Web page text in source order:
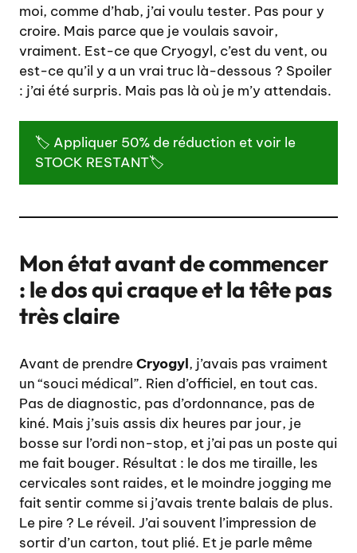
moi, comme d’hab, j’ai voulu tester. Pas pour y
croire. Mais parce que je voulais savoir,
vraiment. Est-ce que Cryogyl, c’est du vent, ou
est-ce qu’il y a un vrai truc là-dessous ? Spoiler
: j’ai été surpris. Mais pas là où je m’y attendais.
🏷️ Appliquer 50% de réduction et voir le
STOCK RESTANT🏷️
Mon état avant de commencer
: le dos qui craque et la tête pas
très claire
Avant de prendreCryogyl, j’avais pas vraiment
un “souci médical”. Rien d’officiel, en tout cas.
Pas de diagnostic, pas d’ordonnance, pas de
kiné. Mais j’suis assis dix heures par jour, je
bosse sur l’ordi non-stop, et j’ai pas un poste qui
me fait bouger. Résultat : le dos me tiraille, les
cervicales sont raides, et le moindre jogging me
fait sentir comme si j’avais trente balais de plus.
Le pire ? Le réveil. J’ai souvent l’impression de
sortir d’un carton, tout plié. Et je parle même